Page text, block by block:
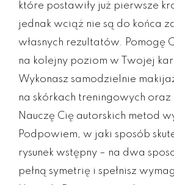
które postawiły już pierwsze
jednak wciąż nie są do końca
własnych rezultatów. Pomogę
na kolejny poziom w Twojej
Wykonasz samodzielnie
na skórkach treningowych oraz
Nauczę Cię autorskich metod
Podpowiem, w jaki sposób
rysunek wstępny – na dwa
pełną symetrię i spełnisz